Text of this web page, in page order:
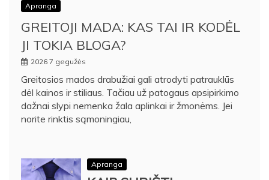
Apranga
GREITOJI MADA: KAS TAI IR KODĖL
JI TOKIA BLOGA?
2026 7 gegužės
Greitosios mados drabužiai gali atrodyti patrauklūs
dėl kainos ir stiliaus. Tačiau už patogaus apsipirkimo
dažnai slypi nemenka žala aplinkai ir žmonėms. Jei
norite rinktis sąmoningiau,
Apranga